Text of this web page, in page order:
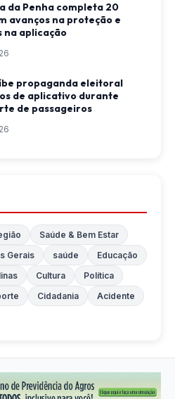
da Penha completa 20
avanços na proteção e
na aplicação
propaganda eleitoral
de aplicativo durante
de passageiros
Saúde & Bem Estar
Gerais saúde
Educação
Cultura
Política
Cidadania
Acidente